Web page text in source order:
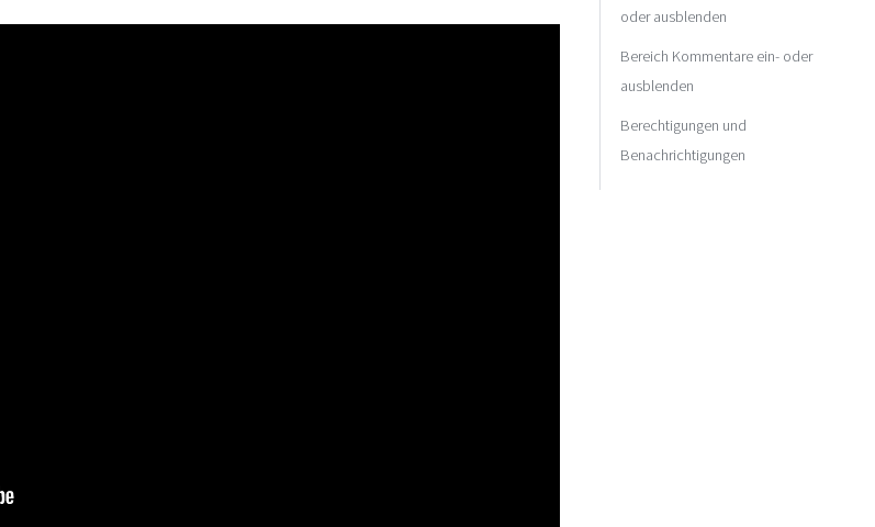
oder ausblenden
Bereich Kommentare ein- oder
ausblenden
Berechtigungen und
Benachrichtigungen